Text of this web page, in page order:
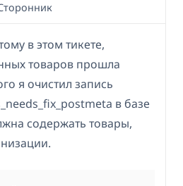
в этом тикете,
товаров прошла
я очистил запись
в базе
содержать товары,